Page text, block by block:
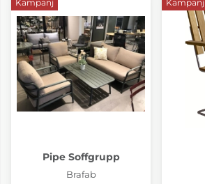
Kampanj
Pipe Soffgrupp
Brafab
Kampanj